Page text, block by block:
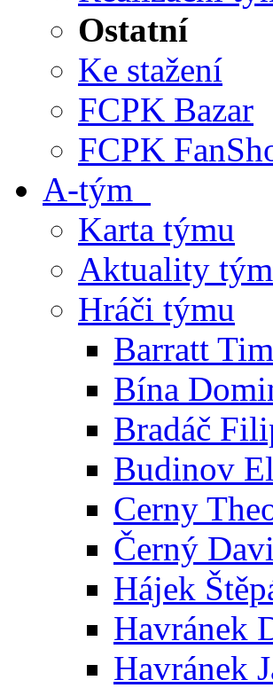
Ostatní
Ke stažení
FCPK Bazar
FCPK
A-tým
Karta týmu
Aktuality
Hráči týmu
Barratt
Bína
Bradáč
Budinov
Cerny
Černý
Hájek
Havránek
Havránek